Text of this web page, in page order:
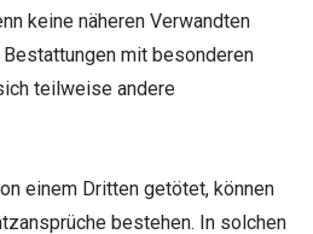
keine näheren Verwandten
mit besonderen
teilweise andere
einem Dritten getötet, können
bestehen. In solchen